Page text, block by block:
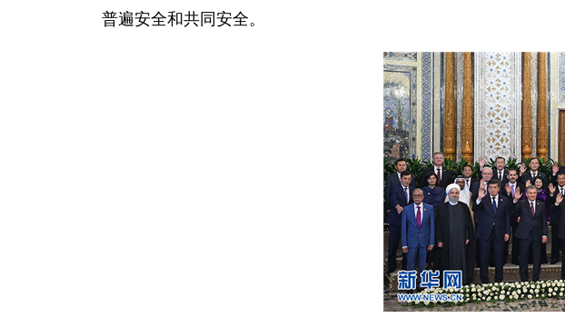
普遍安全和共同安全。